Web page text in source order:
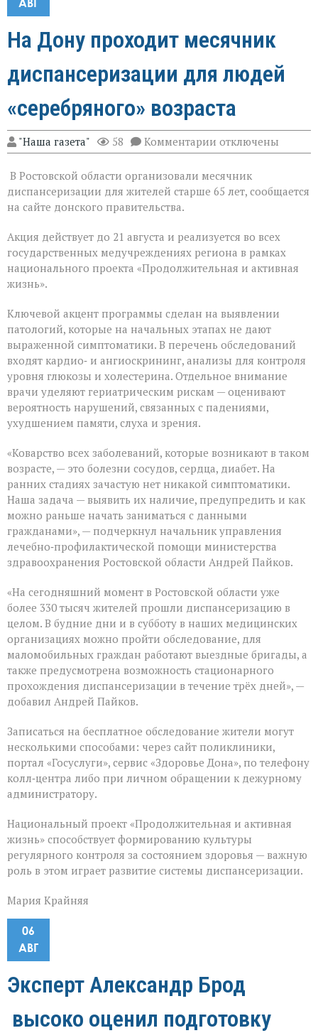
На Дону проходит месячник
диспансеризации для людей
«серебряного» возраста
"Наша газета" 58 Комментарии к
записи
Дону
проходит
месячник
людей
«серебряного»
возраста
отключены
В Ростовской области организовали месячник
диспансеризации для жителей старше 65 лет, сообщается
на сайте донского правительства.
Акция действует до 21 августа и реализуется во всех
государственных медучреждениях региона в рамках
национального проекта «Продолжительная и активная
жизнь».
Ключевой акцент программы сделан на выявлении
патологий, которые на начальных этапах не дают
выраженной симптоматики. В перечень обследований
входят кардио‑ и ангиоскрининг, анализы для контроля
уровня глюкозы и холестерина. Отдельное внимание
врачи уделяют гериатрическим рискам — оценивают
вероятность нарушений, связанных с падениями,
ухудшением памяти, слуха и зрения.
«Коварство всех заболеваний, которые возникают в таком
возрасте, — это болезни сосудов, сердца, диабет. На
ранних стадиях зачастую нет никакой симптоматики.
Наша задача — выявить их наличие, предупредить и как
можно раньше начать заниматься с данными
гражданами», — подчеркнул начальник управления
лечебно‑профилактической помощи министерства
здравоохранения Ростовской области Андрей Пайков.
«На сегодняшний момент в Ростовской области уже
более 330 тысяч жителей прошли диспансеризацию в
целом. В будние дни и в субботу в наших медицинских
организациях можно пройти обследование, для
маломобильных граждан работают выездные бригады, а
также предусмотрена возможность стационарного
прохождения диспансеризации в течение трёх дней», —
добавил Андрей Пайков.
Записаться на бесплатное обследование жители могут
несколькими способами: через сайт поликлиники,
портал «Госуслуги», сервис «Здоровье Дона», по телефону
колл‑центра либо при личном обращении к дежурному
администратору.
Национальный проект «Продолжительная и активная
жизнь» способствует формированию культуры
регулярного контроля за состоянием здоровья — важную
роль в этом играет развитие системы диспансеризации.
Мария Крайняя
06
АВГ
Эксперт Александр Брод
высоко оценил подготовку